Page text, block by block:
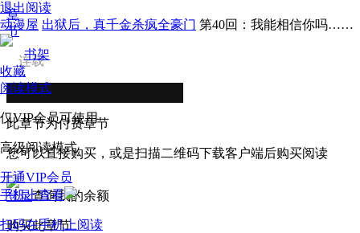
章
节
连载
退出阅读
动漫屋 出狱后，真千金杀疯全豪门 第40回：我能相信你吗……
书架
收藏
阅读模式
仅VIP会员可使用
高级阅读模式
开通VIP会员
手机上查看
扫码在手机上阅读
此章节为付费章节
您可以直接购买，或是扫描二维码下载客户端后购买阅读
登录查询我的余额
购买此章节